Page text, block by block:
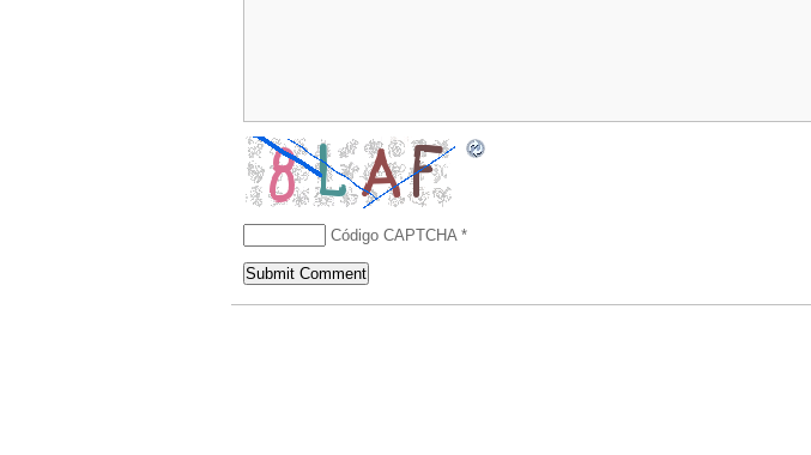
Código CAPTCHA*